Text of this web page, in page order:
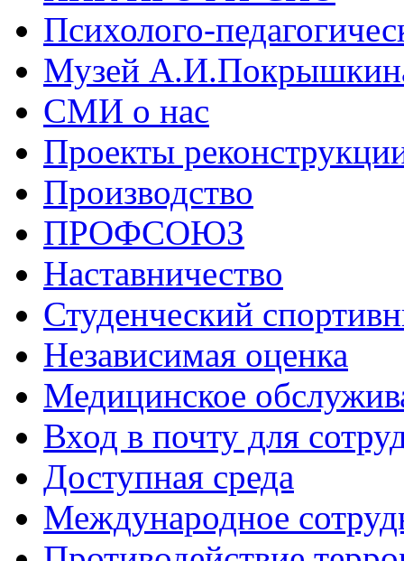
Психолого-
Музей
СМИ о нас
Проекты
Производство
ПРОФСОЮЗ
Наставничество
Студенческий
Независимая оценка
Медицинское
Вход в почту для
Доступная среда
Международное